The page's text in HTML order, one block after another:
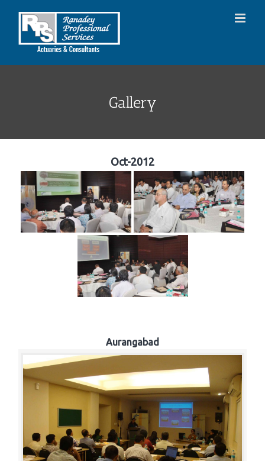
Gallery
Oct-2012
Aurangabad